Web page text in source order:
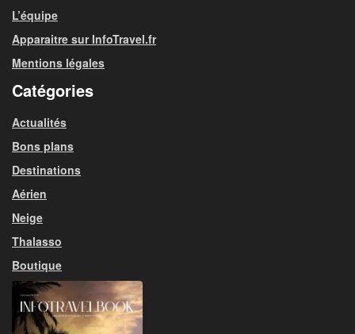
L’équipe
Apparaitre sur InfoTravel.fr
Mentions légales
Catégories
Actualités
Bons plans
Destinations
Aérien
Neige
Thalasso
Boutique